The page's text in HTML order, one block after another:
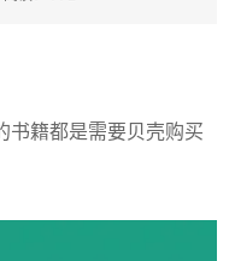
书籍都是需要贝壳购买